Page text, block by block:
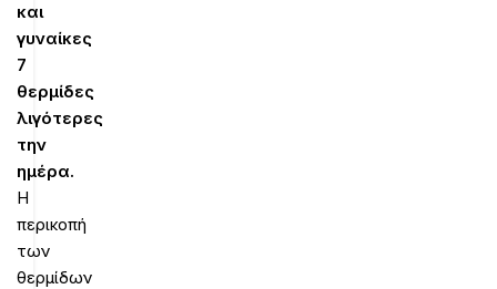
και
γυναίκες
7
θερμίδες
λιγότερες
την
ημέρα.
Η
περικοπή
των
θερμίδων